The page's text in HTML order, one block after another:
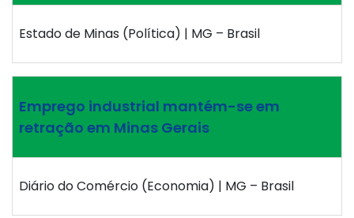
Estado de Minas (Política) | MG – Brasil
Emprego industrial mantém-se em
retração em Minas Gerais
Diário do Comércio (Economia) | MG – Brasil